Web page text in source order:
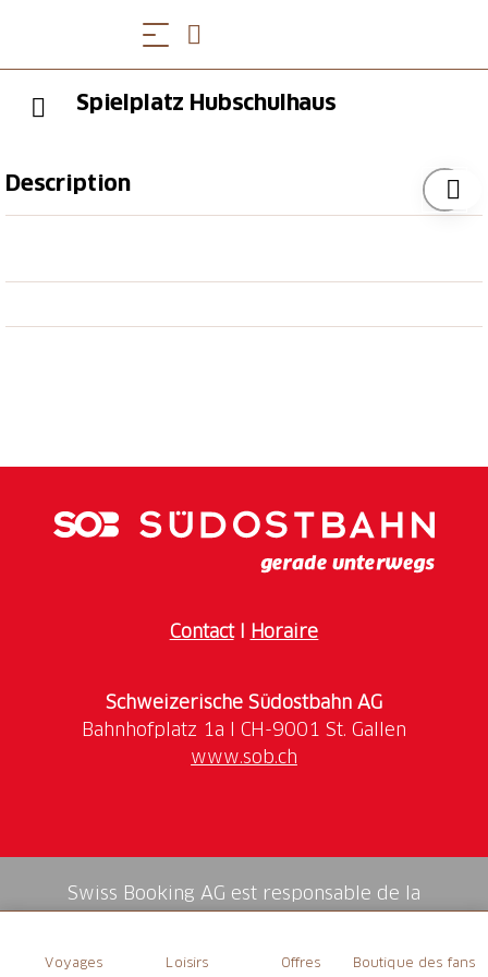
Voyages Loisirs Offres Boutique des fans
Spielplatz Hubschulhaus
Description
ContactI Horaire
Schweizerische Südostbahn AG
www.sob.ch
Swiss Booking AG est responsable de la